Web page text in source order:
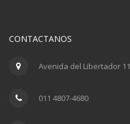
CONTACTANOS
Avenida del Libertador
011 4807-4680